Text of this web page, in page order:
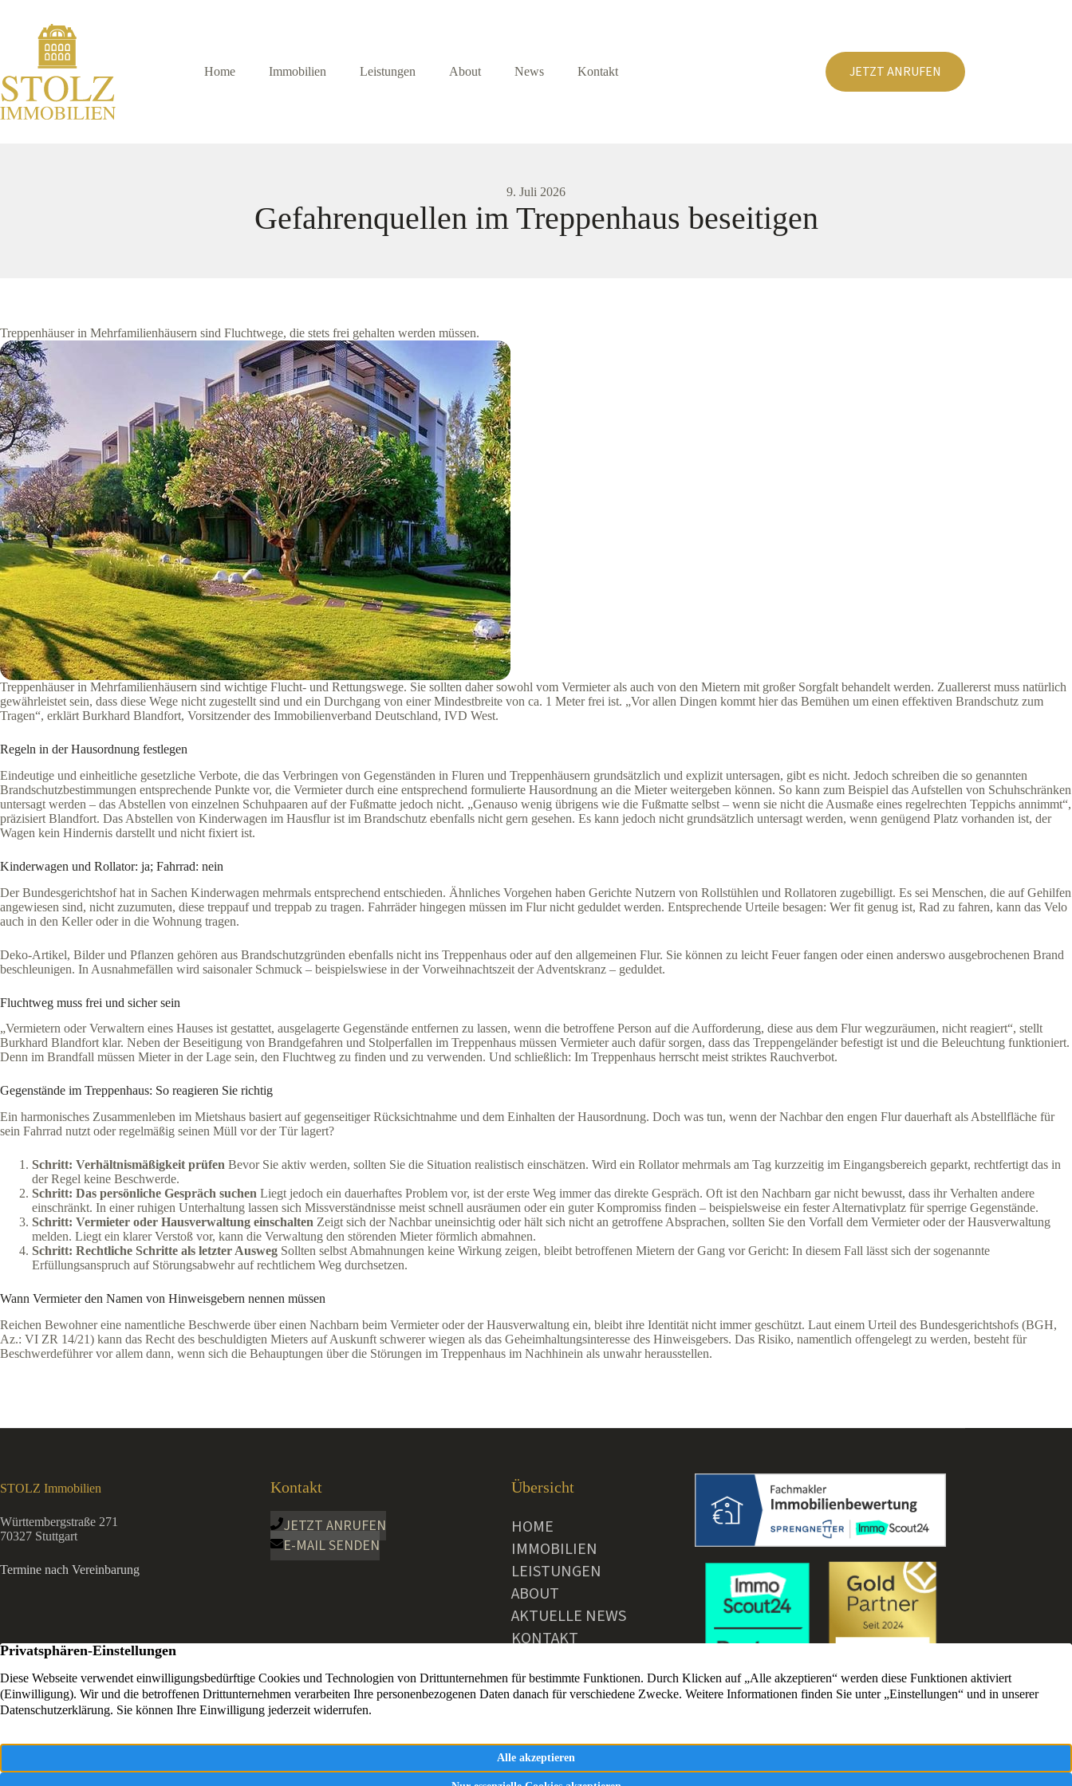
springen
Home Immobilien Leistungen About News Kontakt JETZT ANRUFEN
9. Juli 2026
Gefahrenquellen im Treppenhaus beseitigen
Treppenhäuser in Mehrfamilienhäusern sind Fluchtwege, die stets frei gehalten werden müssen.
Treppenhäuser in Mehrfamilienhäusern sind wichtige Flucht- und Rettungswege. Sie sollten daher sowohl vom Vermieter als auch von den Mietern mit großer Sorgfalt behandelt werden. Zuallererst muss natürlich
gewährleistet sein, dass diese Wege nicht zugestellt sind und ein Durchgang von einer Mindestbreite von ca. 1 Meter frei ist. „Vor allen Dingen kommt hier das Bemühen um einen effektiven Brandschutz zum
Tragen“, erklärt Burkhard Blandfort, Vorsitzender des Immobilienverband Deutschland, IVD West.
Regeln in der Hausordnung festlegen
Eindeutige und einheitliche gesetzliche Verbote, die das Verbringen von Gegenständen in Fluren und Treppenhäusern grundsätzlich und explizit untersagen, gibt es nicht. Jedoch schreiben die so genannten
Brandschutzbestimmungen entsprechende Punkte vor, die Vermieter durch eine entsprechend formulierte Hausordnung an die Mieter weitergeben können. So kann zum Beispiel das Aufstellen von Schuhschränken
untersagt werden – das Abstellen von einzelnen Schuhpaaren auf der Fußmatte jedoch nicht. „Genauso wenig übrigens wie die Fußmatte selbst – wenn sie nicht die Ausmaße eines regelrechten Teppichs annimmt“,
präzisiert Blandfort. Das Abstellen von Kinderwagen im Hausflur ist im Brandschutz ebenfalls nicht gern gesehen. Es kann jedoch nicht grundsätzlich untersagt werden, wenn genügend Platz vorhanden ist, der
Wagen kein Hindernis darstellt und nicht fixiert ist.
Kinderwagen und Rollator: ja; Fahrrad: nein
Der Bundesgerichtshof hat in Sachen Kinderwagen mehrmals entsprechend entschieden. Ähnliches Vorgehen haben Gerichte Nutzern von Rollstühlen und Rollatoren zugebilligt. Es sei Menschen, die auf Gehilfen
angewiesen sind, nicht zuzumuten, diese treppauf und treppab zu tragen. Fahrräder hingegen müssen im Flur nicht geduldet werden. Entsprechende Urteile besagen: Wer fit genug ist, Rad zu fahren, kann das Velo
auch in den Keller oder in die Wohnung tragen.
Deko-Artikel, Bilder und Pflanzen gehören aus Brandschutzgründen ebenfalls nicht ins Treppenhaus oder auf den allgemeinen Flur. Sie können zu leicht Feuer fangen oder einen anderswo ausgebrochenen Brand
beschleunigen. In Ausnahmefällen wird saisonaler Schmuck – beispielswiese in der Vorweihnachtszeit der Adventskranz – geduldet.
Fluchtweg muss frei und sicher sein
„Vermietern oder Verwaltern eines Hauses ist gestattet, ausgelagerte Gegenstände entfernen zu lassen, wenn die betroffene Person auf die Aufforderung, diese aus dem Flur wegzuräumen, nicht reagiert“, stellt
Burkhard Blandfort klar. Neben der Beseitigung von Brandgefahren und Stolperfallen im Treppenhaus müssen Vermieter auch dafür sorgen, dass das Treppengeländer befestigt ist und die Beleuchtung funktioniert.
Denn im Brandfall müssen Mieter in der Lage sein, den Fluchtweg zu finden und zu verwenden. Und schließlich: Im Treppenhaus herrscht meist striktes Rauchverbot.
Gegenstände im Treppenhaus: So reagieren Sie richtig
Ein harmonisches Zusammenleben im Mietshaus basiert auf gegenseitiger Rücksichtnahme und dem Einhalten der Hausordnung. Doch was tun, wenn der Nachbar den engen Flur dauerhaft als Abstellfläche für
sein Fahrrad nutzt oder regelmäßig seinen Müll vor der Tür lagert?
Schritt: Verhältnismäßigkeit prüfen Bevor Sie aktiv werden, sollten Sie die Situation realistisch einschätzen. Wird ein Rollator mehrmals am Tag kurzzeitig im Eingangsbereich geparkt, rechtfertigt das in
der Regel keine Beschwerde.
Schritt: Das persönliche Gespräch suchen Liegt jedoch ein dauerhaftes Problem vor, ist der erste Weg immer das direkte Gespräch. Oft ist den Nachbarn gar nicht bewusst, dass ihr Verhalten andere
einschränkt. In einer ruhigen Unterhaltung lassen sich Missverständnisse meist schnell ausräumen oder ein guter Kompromiss finden – beispielsweise ein fester Alternativplatz für sperrige Gegenstände.
Schritt: Vermieter oder Hausverwaltung einschalten Zeigt sich der Nachbar uneinsichtig oder hält sich nicht an getroffene Absprachen, sollten Sie den Vorfall dem Vermieter oder der Hausverwaltung
melden. Liegt ein klarer Verstoß vor, kann die Verwaltung den störenden Mieter förmlich abmahnen.
Schritt: Rechtliche Schritte als letzter Ausweg Sollten selbst Abmahnungen keine Wirkung zeigen, bleibt betroffenen Mietern der Gang vor Gericht: In diesem Fall lässt sich der sogenannte
Erfüllungsanspruch auf Störungsabwehr auf rechtlichem Weg durchsetzen.
Wann Vermieter den Namen von Hinweisgebern nennen müssen
Reichen Bewohner eine namentliche Beschwerde über einen Nachbarn beim Vermieter oder der Hausverwaltung ein, bleibt ihre Identität nicht immer geschützt. Laut einem Urteil des Bundesgerichtshofs (BGH,
Az.: VI ZR 14/21) kann das Recht des beschuldigten Mieters auf Auskunft schwerer wiegen als das Geheimhaltungsinteresse des Hinweisgebers. Das Risiko, namentlich offengelegt zu werden, besteht für
Beschwerdeführer vor allem dann, wenn sich die Behauptungen über die Störungen im Treppenhaus im Nachhinein als unwahr herausstellen.
STOLZ Immobilien
Württembergstraße 271
70327 Stuttgart
Termine nach Vereinbarung
Kontakt
JETZT ANRUFEN
E-MAIL SENDEN
Übersicht
HOME
IMMOBILIEN
LEISTUNGEN
ABOUT
AKTUELLE NEWS
KONTAKT